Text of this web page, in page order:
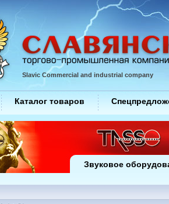
Slavic Commercial and industrial company
Каталог товаров
Звуковое